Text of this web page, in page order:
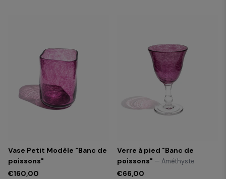
Vase Petit Modèle "Banc de
poissons"
€160,00
Verre à pied "Banc de
poissons" — Améthyste
€66,00